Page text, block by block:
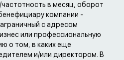
в месяц, оборот
компании -
с адресом
или профессиональную
о том, в каких еще
и/или директором. В